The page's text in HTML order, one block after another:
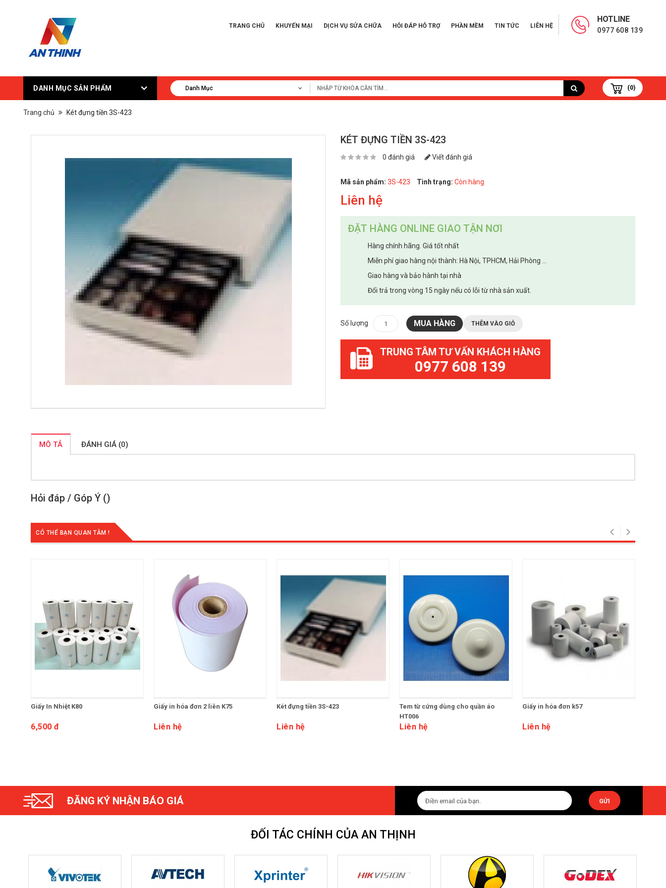
HOTLINE
0977 608 139
TRANG CHỦ KHUYẾN MẠI DỊCH VỤ SỬA CHỮA HỎI ĐÁP HỖ TRỢ PHẦN MỀM TIN TỨC LIÊN HỆ
DANH MỤC SẢN PHẨM Danh Mục (0)
Trang chủ Két đựng tiền 3S-423
KÉT ĐỰNG TIỀN 3S-423
0 đánh giá Viết đánh giá
Mã sản phẩm: 3S-423 Tình trạng: Còn hàng
Liên hệ
ĐẶT HÀNG ONLINE GIAO TẬN NƠI
Hàng chính hãng. Giá tốt nhất
Miễn phí giao hàng nội thành: Hà Nội, TPHCM, Hải Phòng ...
Giao hàng và bảo hành tại nhà
Đổi trả trong vòng 15 ngày nếu có lỗi từ nhà sản xuất.
Số lượng MUA HÀNG THÊM VÀO GIỎ
TRUNG TÂM TƯ VẤN KHÁCH HÀNG
0977 608 139
MÔ TẢ ĐÁNH GIÁ (0)
Hỏi đáp / Góp Ý ()
CÓ THỂ BẠN QUAN TÂM !
Giấy In Nhiệt K80
6,500 đ
Giấy in hóa đơn 2 liên K75
Liên hệ
Két đựng tiền 3S-423
Liên hệ
Tem từ cứng dùng cho quần áo
HT006
Liên hệ
Giấy in hóa đơn k57
Liên hệ
ĐĂNG KÝ NHẬN BÁO GIÁ GỬI
ĐỐI TÁC CHÍNH CỦA AN THỊNH